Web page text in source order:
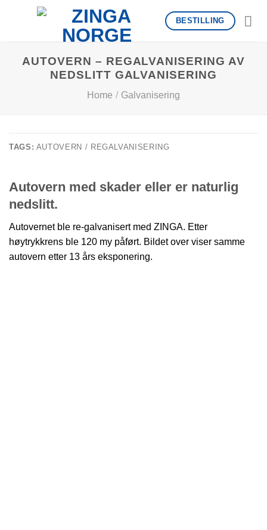
BESTILLING
AUTOVERN – REGALVANISERING AV
NEDSLITT GALVANISERING
Home / Galvanisering
TAGS: AUTOVERN / REGALVANISERING
Autovern med skader eller er naturlig
nedslitt.
Autovernet ble re-galvanisert med ZINGA. Etter
høytrykkrens ble 120 my påført. Bildet over viser samme
autovern etter 13 års eksponering.